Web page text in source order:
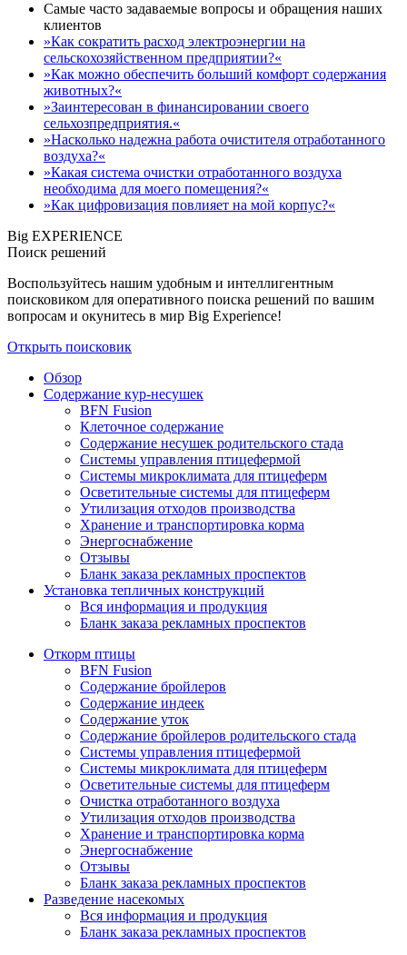
Самые часто задаваемые вопросы и обращения наших
клиентов
»Как сократить расход электроэнергии на
сельскохозяйственном предприятии?«
»Как можно обеспечить больший комфорт содержания
животных?«
»Заинтересован в финансировании своего
сельхозпредприятия.«
»Насколько надежна работа очистителя отработанного
воздуха?«
»Какая система очистки отработанного воздуха
необходима для моего помещения?«
»Как цифровизация повлияет на мой корпус?«
Big EXPERIENCE
Поиск решений
Воспользуйтесь нашим удобным и интеллигентным
поисковиком для оперативного поиска решений по вашим
вопросам и окунитесь в мир Big Experience!
Открыть поисковик
Обзор
Содержание кур-несушек
BFN Fusion
Клеточное содержание
Содержание несушек родительского стада
Системы управления птицефермой
Системы микроклимата для птицеферм
Осветительные системы для птицеферм
Утилизация отходов производства
Хранение и транспортировка корма
Энергоснабжение
Отзывы
Бланк заказа рекламных проспектов
Установка тепличных конструкций
Вся информация и продукция
Бланк заказа рекламных проспектов
Откорм птицы
BFN Fusion
Содержание бройлеров
Содержание индеек
Содержание уток
Содержание бройлеров родительского стада
Системы управления птицефермой
Системы микроклимата для птицеферм
Осветительные системы для птицеферм
Очистка отработанного воздуха
Утилизация отходов производства
Хранение и транспортировка корма
Энергоснабжение
Отзывы
Бланк заказа рекламных проспектов
Разведение насекомых
Вся информация и продукция
Бланк заказа рекламных проспектов